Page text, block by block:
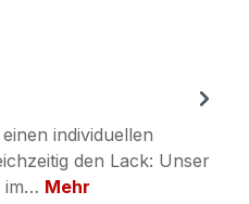
individuellen
den Lack: Unser
im… Mehr